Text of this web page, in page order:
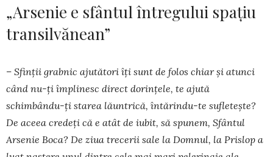
„Arsenie e sfântul întregului spațiu
transilvănean”
– Sfinții grabnic ajutători îți sunt de folos chiar și atunci
când nu-ți împlinesc direct dorințele, te ajută
schimbându-ți starea lăuntrică, întărindu-te sufletește?
De aceea credeți că e atât de iubit, să spunem, Sfântul
Arsenie Boca? De ziua trecerii sale la Domnul, la Prislop a